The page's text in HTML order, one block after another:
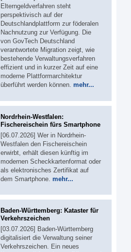
Elterngeldverfahren steht
perspektivisch auf der
Deutschlandplattform zur föderalen
Nachnutzung zur Verfügung. Die
von GovTech Deutschland
verantwortete Migration zeigt, wie
bestehende Verwaltungsverfahren
effizient und in kurzer Zeit auf eine
moderne Plattformarchitektur
überführt werden können. mehr...
Nordrhein-Westfalen:
Fischereischein fürs Smartphone
[06.07.2026] Wer in Nordrhein-
Westfalen den Fischereischein
erwirbt, erhält diesen künftig im
modernen Scheckkartenformat oder
als elektronisches Zertifikat auf
dem Smartphone. mehr...
Baden-Württemberg: Kataster für
Verkehrszeichen
[03.07.2026] Baden-Württemberg
digitalisiert die Verwaltung seiner
Verkehrszeichen. Ein neues